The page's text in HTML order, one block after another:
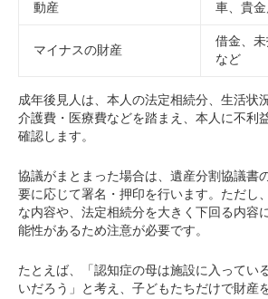
動産 車、貴
マイナスの財産
借金、
など
成年後見人は、本人の法定相続分、生活状
介護費・医療費などを踏まえ、本人に不利
確認します。
協議がまとまった場合は、遺産分割協議書
要に応じて署名・押印を行います。ただし
な内容や、法定相続分を大きく下回る内容
能性があるため注意が必要です。
たとえば、「認知症の母は施設に入ってい
いだろう」と考え、子どもたちだけで財産